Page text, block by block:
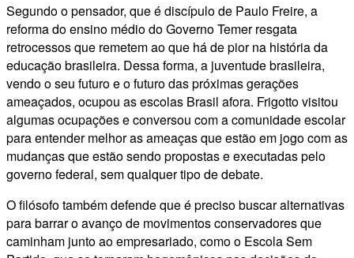
Segundo o pensador, que é discípulo de Paulo Freire, a
reforma do ensino médio do Governo Temer resgata
retrocessos que remetem ao que há de pior na história da
educação brasileira. Dessa forma, a juventude brasileira,
vendo o seu futuro e o futuro das próximas gerações
ameaçados, ocupou as escolas Brasil afora. Frigotto visitou
algumas ocupações e conversou com a comunidade escolar
para entender melhor as ameaças que estão em jogo com as
mudanças que estão sendo propostas e executadas pelo
governo federal, sem qualquer tipo de debate.
O filósofo também defende que é preciso buscar alternativas
para barrar o avanço de movimentos conservadores que
caminham junto ao empresariado, como o Escola Sem